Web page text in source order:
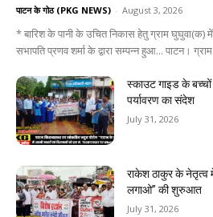
पाटन के गोठ (PKG NEWS) - August 3, 2026
* बारिश के पानी के उचित निकास हेतु ग्राम घुघुवा(क) में
सभापति प्रणव शर्मा के द्वारा सम्पन्न हुआ... पाटन।
स्काउट गाइड के
पर्यावरण का संदेश
July 31, 2026
राकेश ठाकुर के नेतृत्व में
लगाओ” की शुरुआत
July 31, 2026